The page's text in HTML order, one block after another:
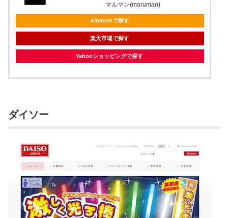
マルマン(maruman)
Amazonで探す
楽天市場で探す
Yahooショッピングで探す
ダイソー